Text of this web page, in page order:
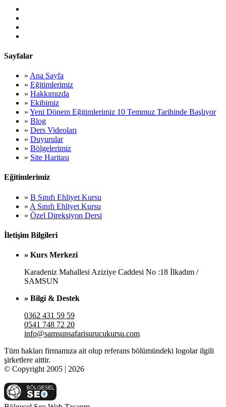
Sayfalar
» Ana Sayfa
» Eğitimlerimiz
» Hakkımızda
» Ekibimiz
» Yeni Dönem Eğitimlerimiz 10 Temmuz Tarihinde Başlıyor
» Blog
» Ders Videoları
» Duyurular
» Bölgelerimiz
» Site Haritası
Eğitimlerimiz
» B Sınıfı Ehliyet Kursu
» A Sınıfı Ehliyet Kursu
» Özel Direksiyon Dersi
İletişim Bilgileri
» Kurs Merkezi
Karadeniz Mahallesi Aziziye Caddesi No :18 İlkadım /
SAMSUN
» Bilgi & Destek
0362 431 59 59
0541 748 72 20
info@samsunsafarisurucukursu.com
Tüm hakları firmamıza ait olup referans bölümündeki logolar ilgili
şirketlere aittir.
© Copyright 2005 | 2026